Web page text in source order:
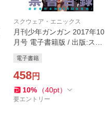
スクウェア・エニックス
月刊少年ガンガン 2017年10
月号 電子書籍版 / 出版:スク
津カリノ 原作:水瀬葉月 作画:
亀屋樹 著者:桜井亜都
電子書籍
458円
10% （40pt）
要エントリー